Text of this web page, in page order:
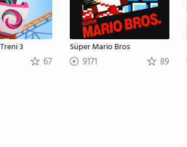
3
67
Süper Mario Bros
9171 89